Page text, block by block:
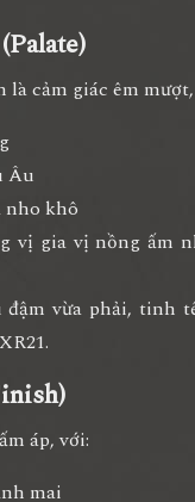
là cảm giác êm
Âu
nho khô
vị gia vị nồng ấm
vừa phải, tinh
áp, với:
mai